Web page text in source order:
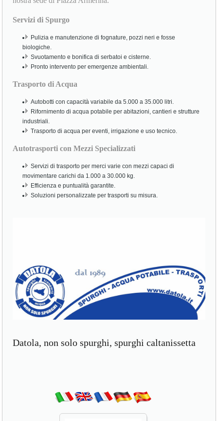
Servizi di Spurgo
Pulizia e manutenzione di fognature, pozzi neri e fosse
biologiche.
Svuotamento e bonifica di serbatoi e cisterne.
Pronto intervento per emergenze ambientali.
Trasporto di Acqua
Autobotti con capacità variabile da 5.000 a 35.000 litri.
Rifornimento di acqua potabile per abitazioni, cantieri e strutture
industriali.
Trasporto di acqua per eventi, irrigazione e uso tecnico.
Autotrasporti con Mezzi Specializzati
Servizi di trasporto per merci varie con mezzi capaci di
movimentare carichi da 1.000 a 30.000 kg.
Efficienza e puntualità garantite.
Soluzioni personalizzate per trasporti su misura.
Datola, non solo spurghi, spurghi caltanissetta